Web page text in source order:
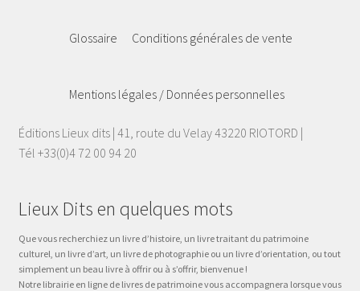
Glossaire Conditions générales de vente
Mentions légales / Données personnelles
Éditions Lieux dits | 41, route du Velay 43220 RIOTORD |
Tél +33(0)4 72 00 94 20
Lieux Dits en quelques mots
Que vous recherchiez un livre d’histoire, un livre traitant du patrimoine
culturel, un livre d’art, un livre de photographie ou un livre d’orientation, ou tout
simplement un beau livre à offrir ou à s’offrir, bienvenue !
Notre librairie en ligne de livres de patrimoine vous accompagnera lorsque vous